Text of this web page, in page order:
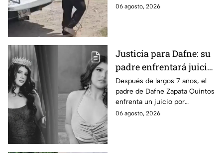
Zapopan; la víctima sufrió
06 agosto, 2026
Justicia para Dafne: su
padre enfrentará juicio
por presunto abuso
cometido en 2019 en
Tamaulipas
Después de largos 7 años, el
padre de Dafne Zapata Quintos
enfrenta un juicio por
presuntamente abusar de la
06 agosto, 2026